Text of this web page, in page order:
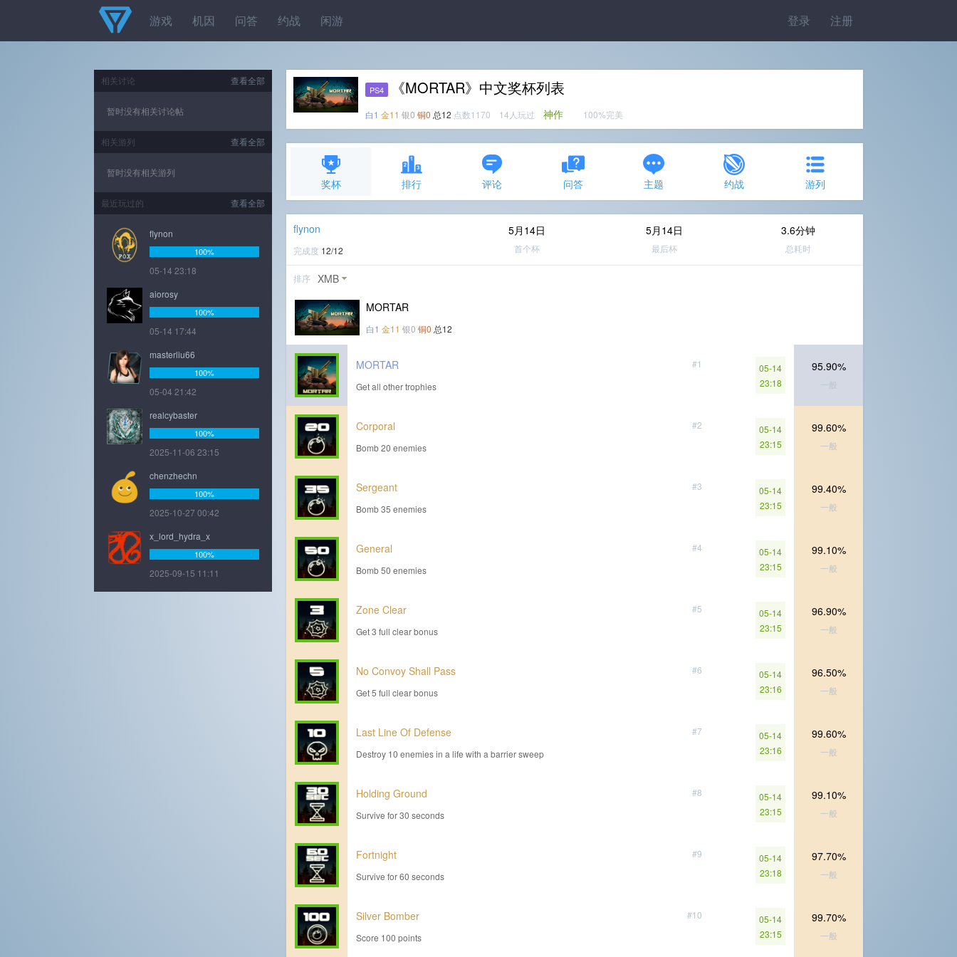
登录 注册
游戏 机因 问答 约战 闲游
PS4 《MORTAR》中文奖杯列表
白1 金11 银0 铜0 总12 点数1170 14人玩过 神作 100%完美
奖杯 排行 评论 问答 主题 约战 游列
flynon
完成度 12/12
5月14日
首个杯
5月14日
最后杯
3.6分钟
总耗时
排序 XMB
MORTAR
白1 金11 银0 铜0 总12
#1
MORTAR
Get all other trophies
05-14
23:18
95.90%
一般
#2
Corporal
Bomb 20 enemies
05-14
23:15
99.60%
一般
#3
Sergeant
Bomb 35 enemies
05-14
23:15
99.40%
一般
#4
General
Bomb 50 enemies
05-14
23:15
99.10%
一般
#5
Zone Clear
Get 3 full clear bonus
05-14
23:15
96.90%
一般
#6
No Convoy Shall Pass
Get 5 full clear bonus
05-14
23:16
96.50%
一般
#7
Last Line Of Defense
Destroy 10 enemies in a life with a barrier sweep
05-14
23:16
99.60%
一般
#8
Holding Ground
Survive for 30 seconds
05-14
23:15
99.10%
一般
#9
Fortnight
Survive for 60 seconds
05-14
23:18
97.70%
一般
#10
Silver Bomber
Score 100 points
05-14
23:15
99.70%
一般
查看全部
相关讨论
暂时没有相关讨论帖
查看全部
相关游列
暂时没有相关游列
查看全部
最近玩过的
flynon
100%
05-14 23:18
aiorosy
100%
05-14 17:44
masterliu66
100%
05-04 21:42
realcybaster
100%
2025-11-06 23:15
chenzhechn
100%
2025-10-27 00:42
x_lord_hydra_x
100%
2025-09-15 11:11